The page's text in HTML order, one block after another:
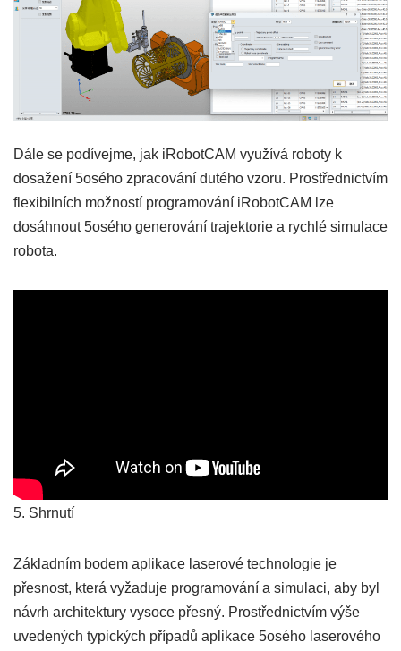
Dále se podívejme, jak iRobotCAM využívá roboty k
dosažení 5osého zpracování dutého vzoru. Prostřednictvím
flexibilních možností programování iRobotCAM lze
dosáhnout 5osého generování trajektorie a rychlé simulace
robota.
5. Shrnutí
Základním bodem aplikace laserové technologie je
přesnost, která vyžaduje programování a simulaci, aby byl
návrh architektury vysoce přesný. Prostřednictvím výše
uvedených typických případů aplikace 5osého laserového